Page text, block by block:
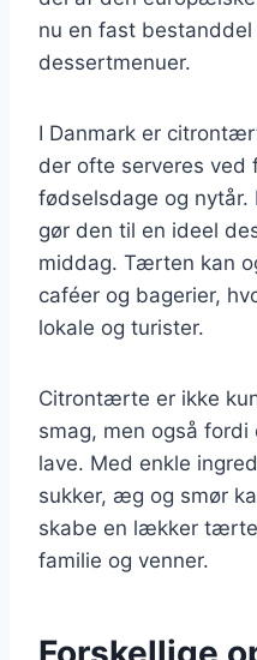
nu en fast bestanddel
dessertmenuer.
I Danmark er
der ofte serveres ved
fødselsdage og nytår.
gør den til en ideel
middag. Tærten kan
caféer og bagerier,
lokale og turister.
Citrontærte er ikke
smag, men også
lave. Med enkle
sukker, æg og smør
skabe en lækker
familie og venner.